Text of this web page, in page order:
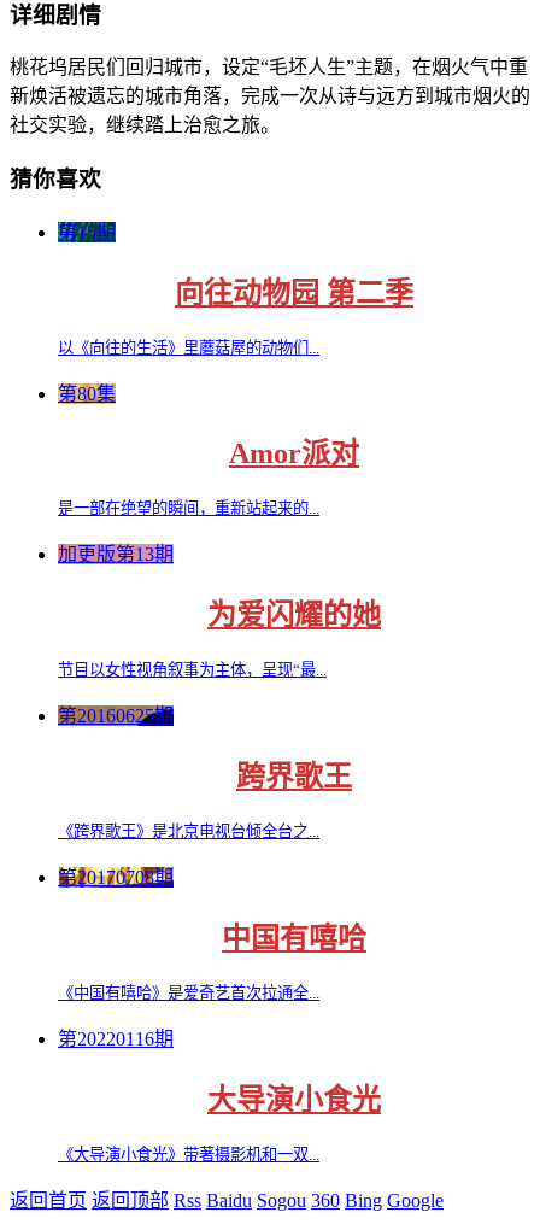
详细剧情
桃花坞居民们回归城市，设定“毛坯人生”主题，在烟火气中重
新焕活被遗忘的城市角落，完成一次从诗与远方到城市烟火的
社交实验，继续踏上治愈之旅。
猜你喜欢
第15期
向往动物园 第二季
以《向往的生活》里蘑菇屋的动物们...
第80集
Amor派对
是一部在绝望的瞬间，重新站起来的...
加更版第13期
为爱闪耀的她
节目以女性视角叙事为主体，呈现“最...
第20160625期
跨界歌王
《跨界歌王》是北京电视台倾全台之...
第20170708期
中国有嘻哈
《中国有嘻哈》是爱奇艺首次拉通全...
第20220116期
大导演小食光
《大导演小食光》带著摄影机和⼀双...
返回首页 返回顶部 Rss Baidu Sogou 360 Bing Google